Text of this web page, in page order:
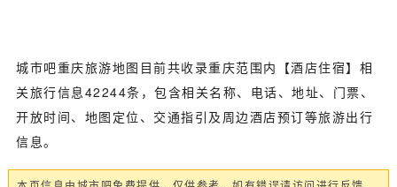
城市吧重庆旅游地图目前共收录重庆范围内【酒店住宿】相
关旅行信息42244条，包含相关名称、电话、地址、门票、
开放时间、地图定位、交通指引及周边酒店预订等旅游出行
信息。